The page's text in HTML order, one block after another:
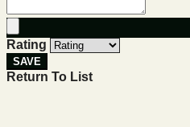
Rating
SAVE
Return To List